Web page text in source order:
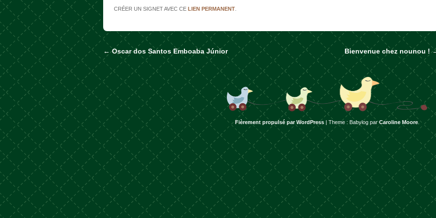
CRÉER UN SIGNET AVEC CELIEN PERMANENT
Naviguer dans les articles
←Oscar dos Santos Emboaba Júnior Bienvenue chez nounou !
Fièrement propulsé par WordPress Theme : Babylog parCaroline Moore.